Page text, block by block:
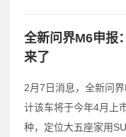
全新问界M6申报
来了
2月7日消息，全新问
计该车将于今年4月上
种，定位大五座家用